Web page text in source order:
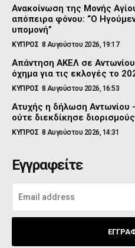
Ανακοίνωση της Μονής
απόπειρα φόνου: “Ο
υπομονή”
ΚΥΠΡΟΣ 8 Αυγούστου 2026, 19:17
Απάντηση ΑΚΕΛ σε
όχημα για τις εκλογές το
ΚΥΠΡΟΣ 8 Αυγούστου 2026, 16:53
Ατυχής η δήλωση Αντωνίου
ούτε διεκδίκησε
ΚΥΠΡΟΣ 8 Αυγούστου 2026, 14:31
Εγγραφείτε